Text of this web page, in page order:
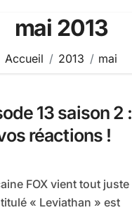
mai 2013
Accueil 2013 mai
13 saison 2 :
réactions !
« Leviathan » est